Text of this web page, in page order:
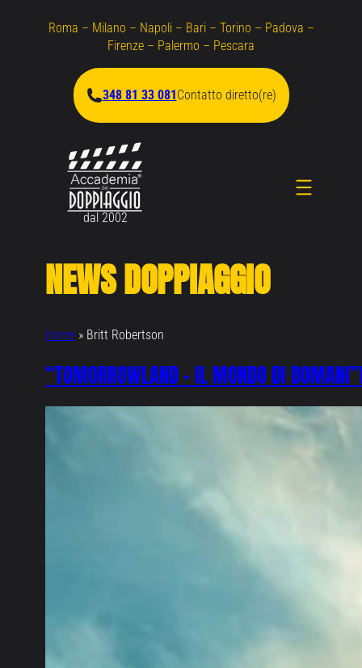
Roma – Milano – Napoli – Bari – Torino – Padova –
Firenze – Palermo – Pescara
348 81 33 081Contatto diretto(re)
dal 2002
NEWS DOPPIAGGIO
Home » Britt Robertson
“TOMORROWLAND – IL MONDO DI